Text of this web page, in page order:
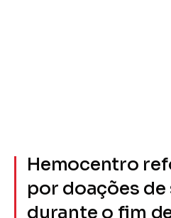
Hemocentro
por doações de
durante o fim